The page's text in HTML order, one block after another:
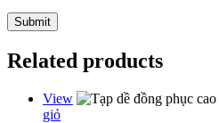
Related products
View
giỏ